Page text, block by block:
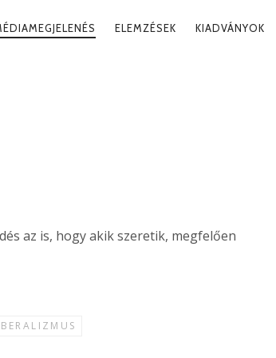
ELEMZÉSEK KIADVÁNYOK
az is, hogy akik szeretik, megfelően